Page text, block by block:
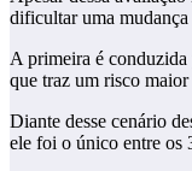
dificultar uma mudança
A primeira é
que traz um risco
Diante desse cenário
ele foi o único entre os